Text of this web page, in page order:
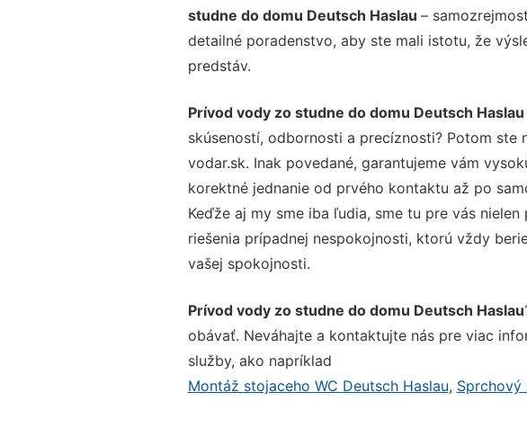
studne do domu Deutsch Haslau –
detailné poradenstvo, aby ste mali istotu, že
predstáv.
Prívod vody zo studne do domu Deutsch Haslau
skúseností, odbornosti a precíznosti? Potom ste
vodar.sk. Inak povedané, garantujeme vám
korektné jednanie od prvého kontaktu až po
Keďže aj my sme iba ľudia, sme tu pre vás
riešenia prípadnej nespokojnosti, ktorú vždy
vašej spokojnosti.
Prívod vody zo studne do domu Deutsch Haslau
obávať. Neváhajte a kontaktujte nás pre viac
služby, ako napríklad
Montáž stojaceho WC Deutsch Haslau, Sprchový